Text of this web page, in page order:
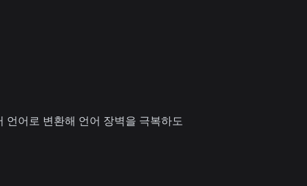
어로 변환해 언어 장벽을 극복하도